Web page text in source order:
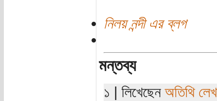
নিলয় নন্দী এর ব্লগ
মন্তব্য
১ | লিখেছেন অতিথি